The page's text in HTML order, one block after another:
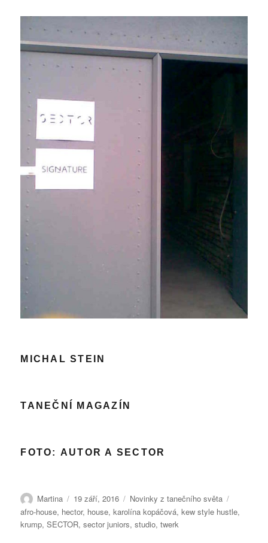
MICHAL STEIN
TANEČNÍ MAGAZÍN
FOTO: AUTOR A SECTOR
Autor:
Martina Publikováno:
19 září, 2016 Rubriky:
Novinky z tanečního světa
afro-house, hector, house,karolína kopáčová,kew style hustle,
krump,SECTOR,sector juniors,studio,twerk